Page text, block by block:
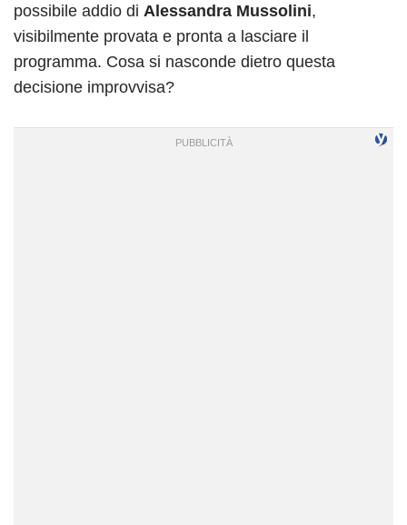
possibile addio di Alessandra Mussolini,
visibilmente provata e pronta a lasciare il
programma. Cosa si nasconde dietro questa
decisione improvvisa?